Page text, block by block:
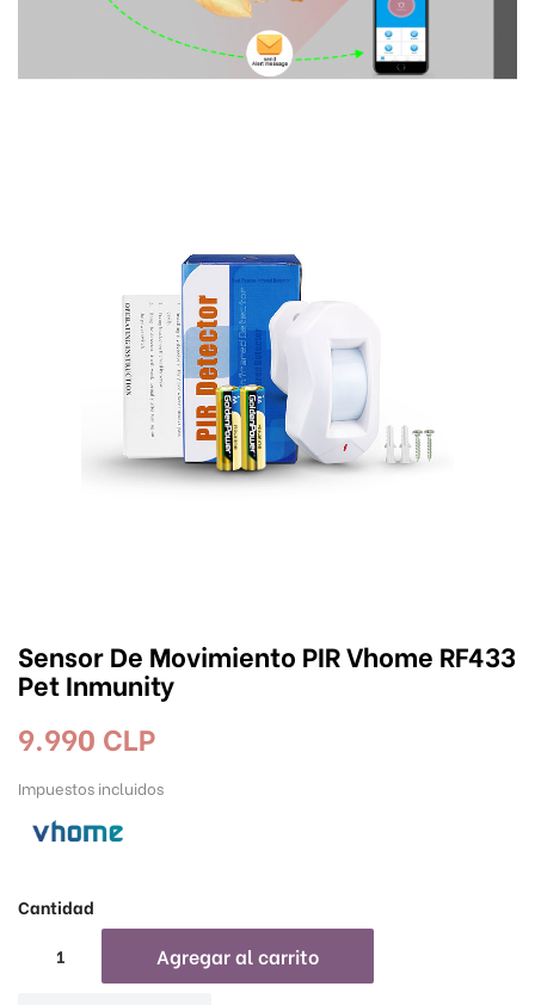
Sensor De Movimiento PIR Vhome RF433
Pet Inmunity
9.990 CLP
Impuestos incluidos
Cantidad
Agregar al carrito